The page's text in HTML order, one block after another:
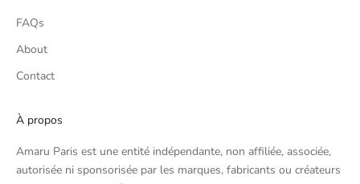
FAQs
About
Contact
À propos
Amaru Paris est une entité indépendante, non affiliée, associée,
autorisée ni sponsorisée par les marques, fabricants ou créateurs